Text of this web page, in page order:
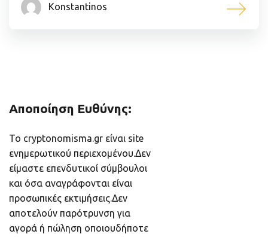
Konstantinos
Αποποίηση Ευθύνης:
Το cryptonomisma.gr είναι site
ενημερωτικού περιεχομένου.Δεν
είμαστε επενδυτικοί σύμβουλοι
και όσα αναγράφονται είναι
προσωπικές εκτιμήσεις.Δεν
αποτελούν παρότρυνση για
αγορά ή πώληση οποιουδήποτε